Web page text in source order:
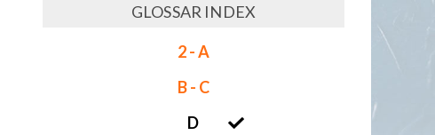
GLOSSAR INDEX
2 - A
B - C
D